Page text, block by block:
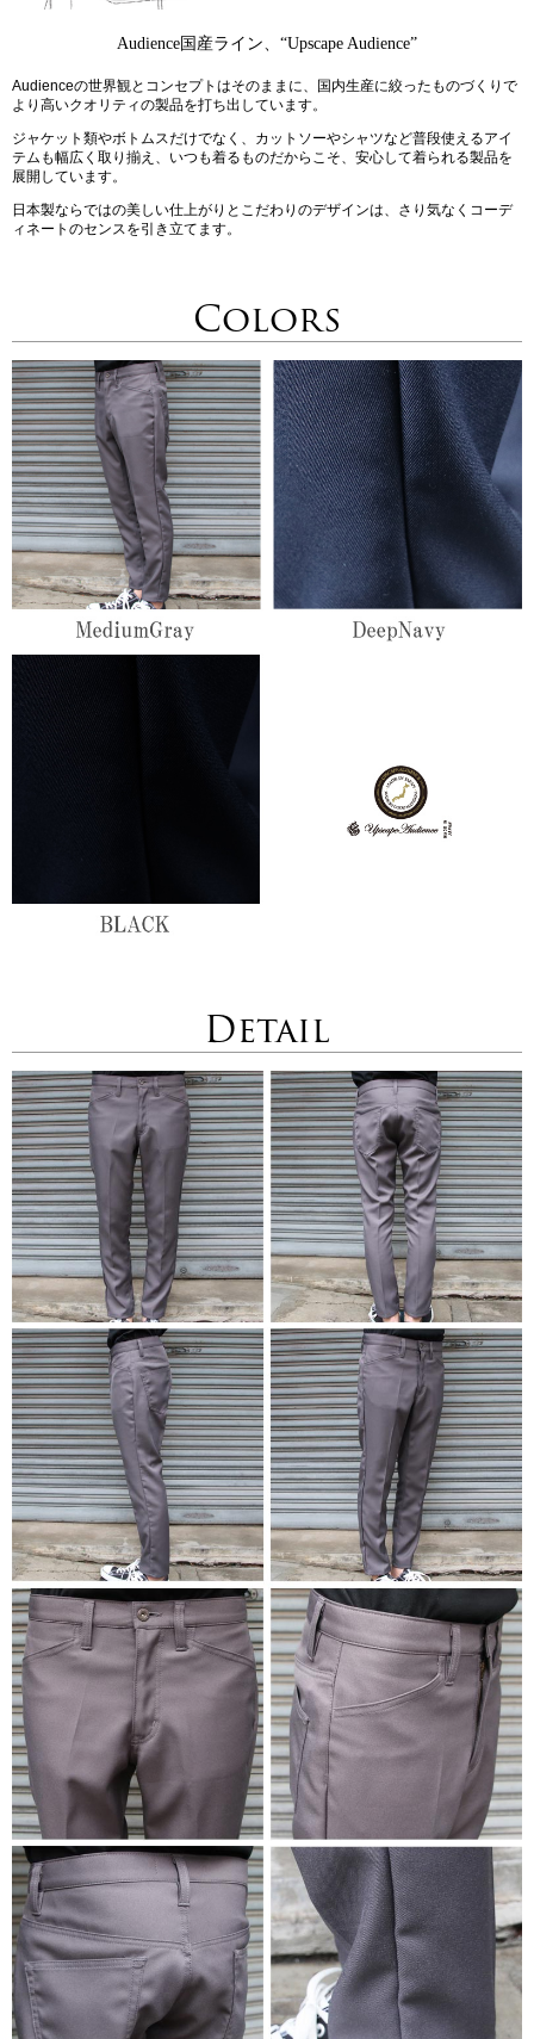
Audience国産ライン、“Upscape Audience”
Audienceの世界観とコンセプトはそのままに、国内生産に絞ったものづくりで
より高いクオリティの製品を打ち出しています。
ジャケット類やボトムスだけでなく、カットソーやシャツなど普段使えるアイ
テムも幅広く取り揃え、いつも着るものだからこそ、安心して着られる製品を
展開しています。
日本製ならではの美しい仕上がりとこだわりのデザインは、さり気なくコーデ
ィネートのセンスを引き立てます。
Colors
Detail